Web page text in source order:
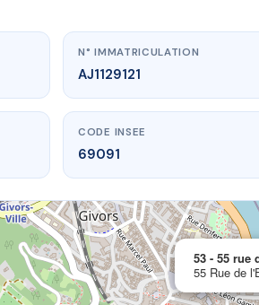
www.vme.plus/AJ1129121
53 - 55 rue de l'égalité
55 Rue de l'Egalite69700 Givors
N° IMMATRICULATION
AJ1129121
CODE INSEE
69091
53 - 55 rue
55 Rue de